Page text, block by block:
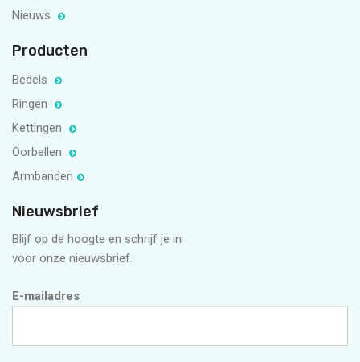
Nieuws
Producten
Bedels
Ringen
Kettingen
Oorbellen
Armbanden
Nieuwsbrief
Blijf op de hoogte en schrijf je in
voor onze nieuwsbrief.
E-mailadres